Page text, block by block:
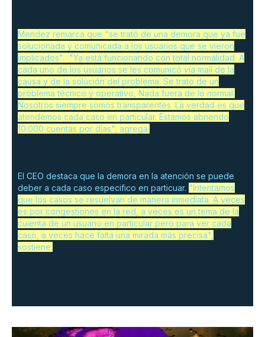
Mendez remarca que "se trató de una demora que ya fue
solucionada y comunicada a los usuarios que se vieron
implicados". "Ya está funcionando con total normalidad. A
cada uno de los usuarios se les comunicó vía mail de la
causa y de la solución del problema. Se trato de un
problema técnico y operativo, Nada fuera de lo normal.
Nosotros siempre somos transparentes. La verdad es que
atendemos cada caso en particular. Estamos abriendo
10.000 cuentas por días", agrega.
El CEO destaca que la demora en la atención se puede
deber a cada caso especifico en particuar. "Intentamos
que los casos se resuelvan de manera inmediata. A veces
es por congestiones en la red, a veces es un tema de la
cuienta de un usuario en particular pero para ver cada
caso, a veces hace falta una mirada más precisa",
sostiene.